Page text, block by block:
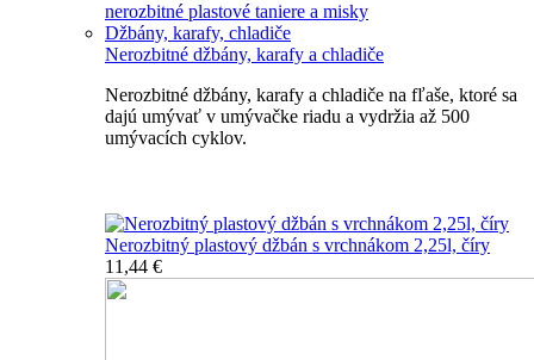
nerozbitné plastové taniere a misky
Džbány, karafy, chladiče
Nerozbitné džbány, karafy a chladiče
Nerozbitné džbány, karafy a chladiče na fľaše, ktoré sa
dajú umývať v umývačke riadu a vydržia až 500
umývacích cyklov.
Nerozbitný plastový džbán s vrchnákom 2,25l, číry
11,44 €